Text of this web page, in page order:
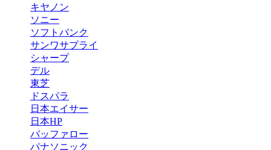
キヤノン
ソニー
ソフトバンク
サンワサプライ
シャープ
デル
東芝
ドスパラ
日本エイサー
日本HP
バッファロー
パナソニック